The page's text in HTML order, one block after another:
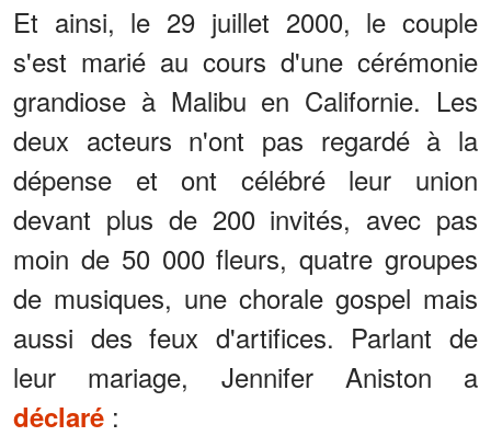
Et ainsi, le 29 juillet 2000, le couple
s'est marié au cours d'une cérémonie
grandiose à Malibu en Californie. Les
deux acteurs n'ont pas regardé à la
dépense et ont célébré leur union
devant plus de 200 invités, avec pas
moin de 50 000 fleurs, quatre groupes
de musiques, une chorale gospel mais
aussi des feux d'artifices. Parlant de
leur mariage, Jennifer Aniston a
déclaré :